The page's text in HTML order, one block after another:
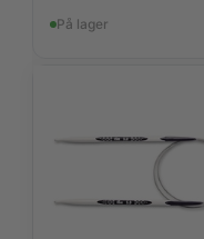
På lager